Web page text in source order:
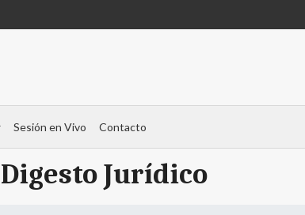
Sesión en Vivo Contacto
Digesto Jurídico